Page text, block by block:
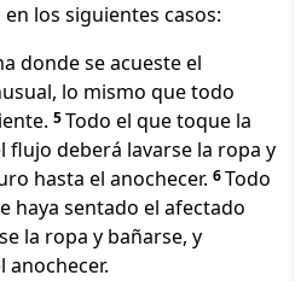
los siguientes casos:
donde se acueste el
lo mismo que todo
5Todo el que toque la
flujo deberá lavarse la ropa y
hasta el anochecer. 6Todo
haya sentado el afectado
la ropa y bañarse, y